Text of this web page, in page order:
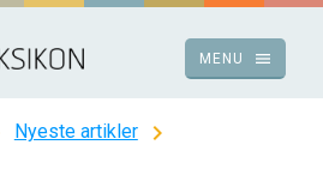
menu
MENU
Nyeste artikler chevron_right